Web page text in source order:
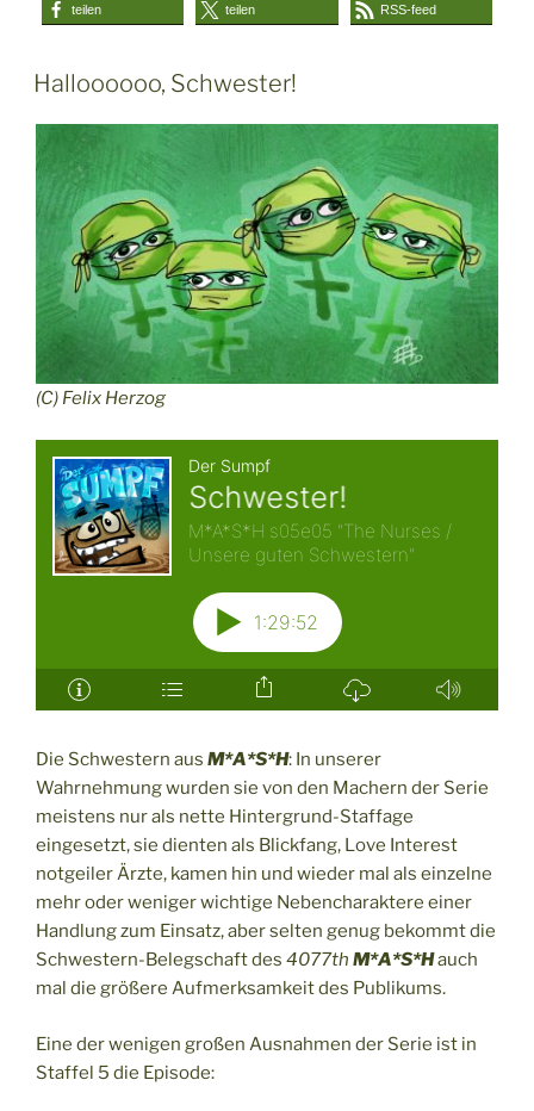
teilen teilen RSS-feed
Halloooooo, Schwester!
(C) Felix Herzog
Die Schwestern aus M*A*S*H: In unserer
Wahrnehmung wurden sie von den Machern der Serie
meistens nur als nette Hintergrund-Staffage
eingesetzt, sie dienten als Blickfang, Love Interest
notgeiler Ärzte, kamen hin und wieder mal als einzelne
mehr oder weniger wichtige Nebencharaktere einer
Handlung zum Einsatz, aber selten genug bekommt die
Schwestern-Belegschaft des 4077th M*A*S*Hauch
mal die größere Aufmerksamkeit des Publikums.
Eine der wenigen großen Ausnahmen der Serie ist in
Staffel 5 die Episode: